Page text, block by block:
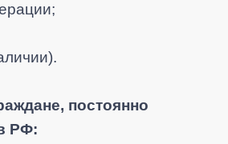
постоянно
РФ: